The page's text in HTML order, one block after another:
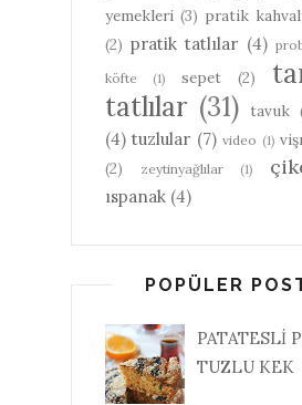
yemekleri (3) pratik
(2) pratik tatlılar (4)
köfte
(1) sepet (2)
tatlılar (31) tavuk
(4) tuzlular (7) video (1)
(2)
zeytinyağlılar (1)
ıspanak (4)
POPÜLER
PATATESLİ
TUZLU KEK